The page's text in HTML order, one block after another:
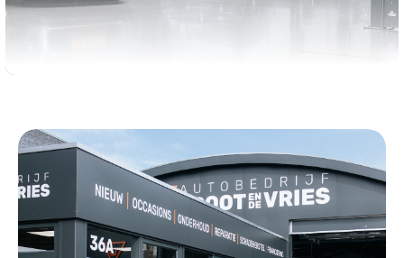
WERKPLAATS
info@grootendevries.nl
Showroom adres
Ohmstraat 1
1446 TCPurmerend